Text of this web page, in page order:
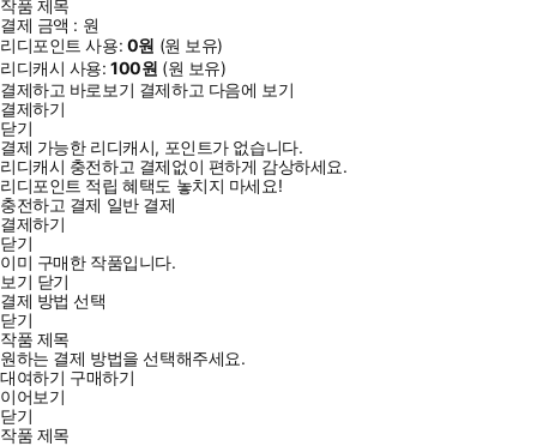
작품 제목
결제 금액 : 원
리디포인트 사용: 0원 (원 보유)
리디캐시 사용:100원 (원 보유)
결제하고 바로보기 결제하고 다음에 보기
결제하기
닫기
결제 가능한 리디캐시, 포인트가 없습니다.
리디캐시 충전하고 결제없이 편하게 감상하세요.
리디포인트 적립 혜택도 놓치지 마세요!
충전하고 결제 일반 결제
결제하기
닫기
이미 구매한 작품입니다.
보기 닫기
결제 방법 선택
닫기
작품 제목
원하는 결제 방법을 선택해주세요.
대여하기 구매하기
이어보기
닫기
작품 제목